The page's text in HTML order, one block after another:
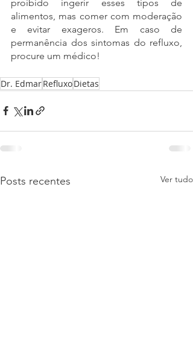
proibido ingerir esses tipos de
alimentos, mas comer com moderação
e evitar exageros. Em caso de
permanência dos sintomas do refluxo,
procure um médico!
Dr. EdmarRefluxoDietas
Posts recentes Ver tudo